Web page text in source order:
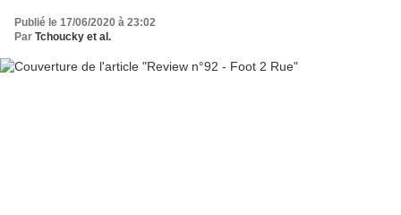
Publié le 17/06/2020 à 23:02
Par Tchoucky et al.